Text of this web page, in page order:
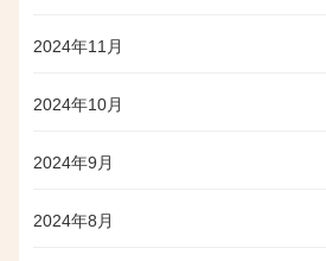
2024年11月
2024年10月
2024年9月
2024年8月